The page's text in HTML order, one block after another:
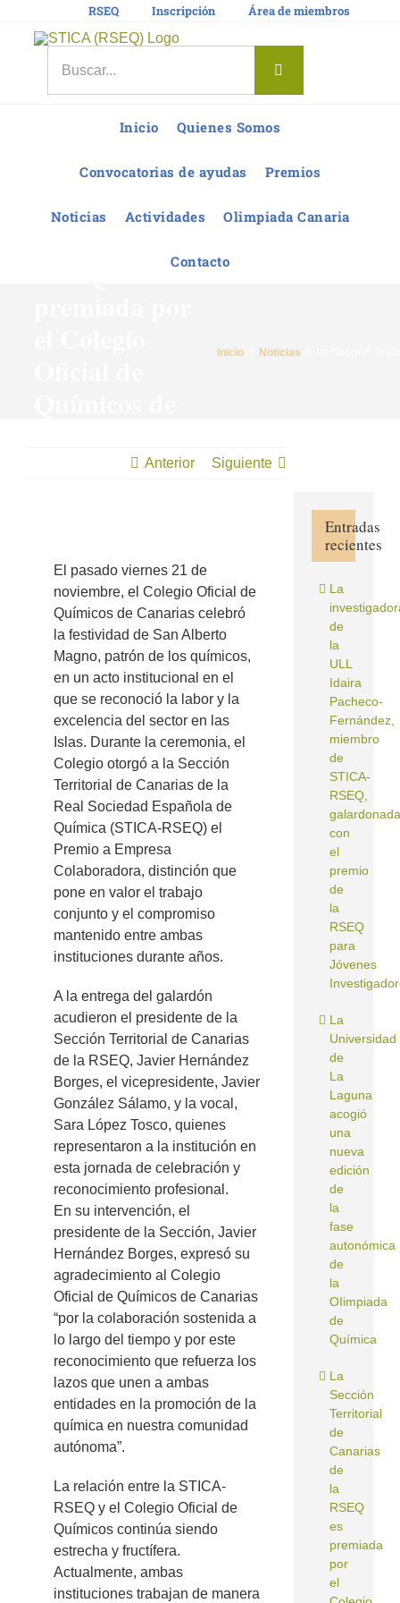
RSEQ Inscripción Área de miembros
Inicio Quienes Somos
Convocatorias de ayudas Premios
Noticias Actividades Olimpiada Canaria
Contacto
La Sección
Territorial de
reconocimiento
Inicio Noticias
Anterior Siguiente
imagen
más
grande
El pasado viernes 21 de
noviembre, el Colegio Oficial de
Químicos de Canarias celebró
la festividad de San Alberto
Magno, patrón de los químicos,
en un acto institucional en el
que se reconoció la labor y la
excelencia del sector en las
Islas. Durante la ceremonia, el
Colegio otorgó a la Sección
Territorial de Canarias de la
Real Sociedad Española de
Química (STICA-RSEQ) el
Premio a Empresa
Colaboradora, distinción que
pone en valor el trabajo
conjunto y el compromiso
mantenido entre ambas
instituciones durante años.
A la entrega del galardón
acudieron el presidente de la
Sección Territorial de Canarias
de la RSEQ, Javier Hernández
Borges, el vicepresidente, Javier
González Sálamo, y la vocal,
Sara López Tosco, quienes
representaron a la institución en
esta jornada de celebración y
reconocimiento profesional.
En su intervención, el
presidente de la Sección, Javier
Hernández Borges, expresó su
agradecimiento al Colegio
Oficial de Químicos de Canarias
“por la colaboración sostenida a
lo largo del tiempo y por este
reconocimiento que refuerza los
lazos que unen a ambas
entidades en la promoción de la
química en nuestra comunidad
autónoma”.
La relación entre la STICA-
RSEQ y el Colegio Oficial de
Químicos continúa siendo
estrecha y fructífera.
Actualmente, ambas
instituciones trabajan de manera
Entradas
recientes
La
de
la
ULL
Idaira
Pacheco-
Fernández,
miembro
de
STICA-
RSEQ,
galardonada
con
el
premio
de
la
RSEQ
para
Jóvenes
La
Universidad
de
La
Laguna
acogió
una
nueva
edición
de
la
fase
autonómica
de
la
OIimpiada
de
Química
La
Sección
Territorial
de
Canarias
de
la
RSEQ
es
premiada
por
el